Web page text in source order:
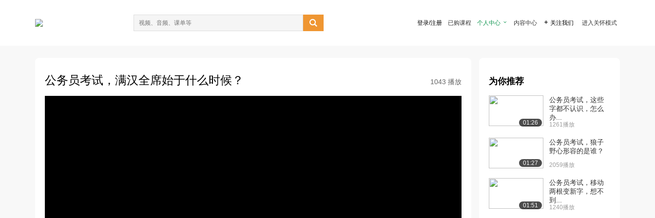
 登录/注册 已购课程 个人中心  内容中心  关注我们 进入关怀模式
公务员考试，满汉全席始于什么时候？ 1043 播放 为你推荐
01:26
公务员考试，这些
字都不认识，怎么
办...
1261播放
01:27
公务员考试，狼子
野心形容的是谁？
2059播放
01:51
公务员考试，移动
两根变新字，想不
到...
1240播放